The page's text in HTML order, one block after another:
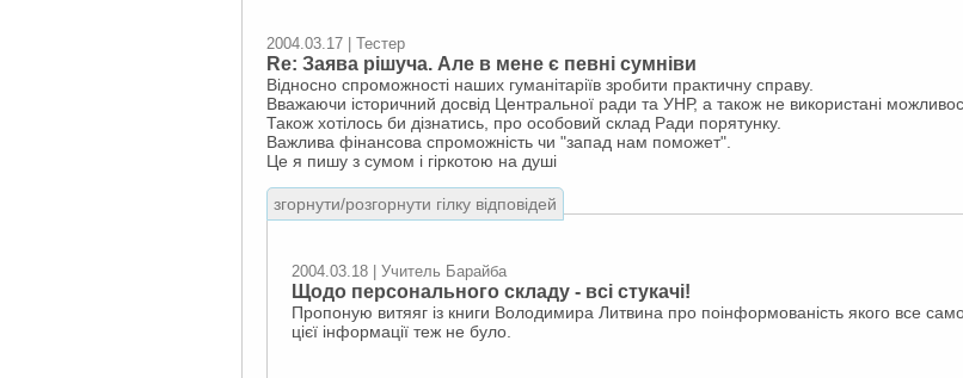
2004.03.17 | Тестер
Re: Заява рішуча. Але в мене є певні сумніви
Відносно спроможності наших гуманітаріїв зробити практичну справу.
Вважаючи історичний досвід Центральної ради та УНР, а також не використані
Також хотілось би дізнатись, про особовий склад Ради порятунку.
Важлива фінансова спроможність чи "запад нам поможет".
Це я пишу з сумом і гіркотою на душі
згорнути/розгорнути гілку відповідей
2004.03.18 | Учитель Барайба
Щодо персонального складу - всі стукачі!
Пропоную витяяг із книги Володимира Литвина про поінформованість якого все
цієї інформації теж не було.